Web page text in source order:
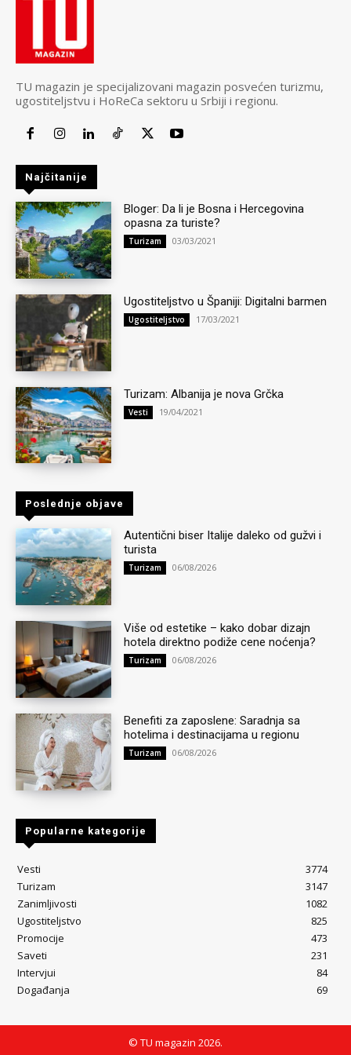
TU magazin je specijalizovani magazin posvećen turizmu,
ugostiteljstvu i HoReCa sektoru u Srbiji i regionu.
Najčitanije
Bloger: Da li je Bosna i Hercegovina
opasna za turiste?
Turizam 03/03/2021
Ugostiteljstvo u Španiji: Digitalni barmen
Ugostiteljstvo 17/03/2021
Turizam: Albanija je nova Grčka
Vesti 19/04/2021
Poslednje objave
Autentični biser Italije daleko od gužvi i
turista
Turizam 06/08/2026
Više od estetike – kako dobar dizajn
hotela direktno podiže cene noćenja?
Turizam 06/08/2026
Benefiti za zaposlene: Saradnja sa
hotelima i destinacijama u regionu
Turizam 06/08/2026
Popularne kategorije
Vesti
3774
Turizam
3147
Zanimljivosti
1082
Ugostiteljstvo
825
Promocije
473
Saveti
231
Intervjui
84
Događanja
69
© TU magazin 2026.